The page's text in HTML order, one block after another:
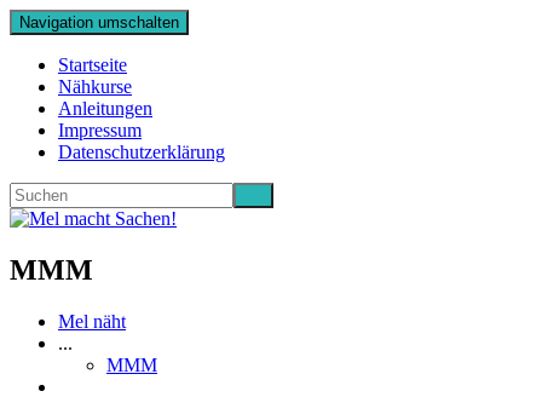
Navigation umschalten
Startseite
Nähkurse
Anleitungen
Impressum
Datenschutzerklärung
MMM
Mel näht
...
MMM